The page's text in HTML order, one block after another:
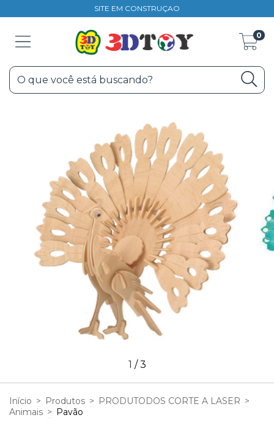
SITE EM CONSTRUÇAO
0
1 /3
Início > Produtos > PRODUTODOS CORTE A LASER >
Animais > Pavão